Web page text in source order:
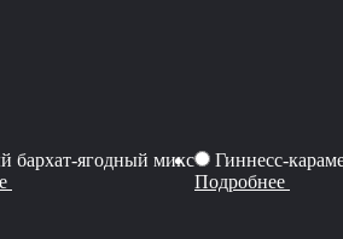
бархат-ягодный микс
Гиннесс-
Подробнее